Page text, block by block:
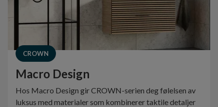
CROWN
Macro Design
Hos Macro Design gir CROWN-serien deg følelsen av
luksus med materialer som kombinerer taktile detaljer